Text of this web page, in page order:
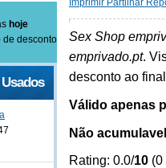
hoje
de desconto
Imprimir Partilhar
Sex Shop
emprivado.pt.
desconto ao
Válido apenas
Não
Rating: 0.0/10 (0